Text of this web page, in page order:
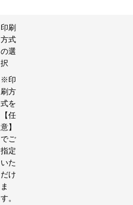
印刷
方式
の選
択
※印
刷方
式を
【任
意】
でご
指定
いた
だけ
ま
す。